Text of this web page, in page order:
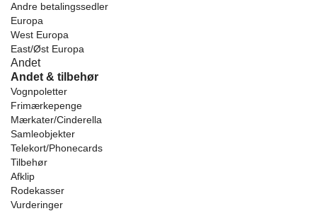
Andre betalingssedler
Europa
West Europa
East/Øst Europa
Andet
Andet & tilbehør
Vognpoletter
Frimærkepenge
Mærkater/Cinderella
Samleobjekter
Telekort/Phonecards
Tilbehør
Afklip
Rodekasser
Vurderinger